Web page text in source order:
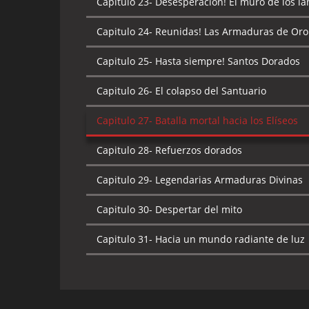
Capitulo 26- ¡¿Enemigos o aliados?! Los
Capitulo 27- ¡Seiya se convierte en piedra! El
Capitulo 28- ¡Dragón! El golpe del sacrificio
Capitulo 29- ¡Secuestrada! El ejército de
Capitulo 30- ¡Arde! El cosmos del amor
Capitulo 31- ¡Ilusión Diabólica! La frontera
Capitulo 32- ¡Gran explosión! La Isla Death
Capitulo 33- ¡Choque entre tigre y dragón!
Capitulo 34- ¡Hasta siempre, amigo! Descansa
Capitulo 25-¡Aparición milagrosa! La
Capitulo 26-¡Atenea! La noble oración de la
Capitulo 24- Reunidas! Las Armaduras de Oro
Capitulo 25- Hasta siempre! Santos Dorados
Capitulo 26- El colapso del Santuario
Capitulo 27- Batalla mortal hacia los Elíseos
Capitulo 28- Refuerzos dorados
Capitulo 29- Legendarias Armaduras Divinas
Capitulo 30- Despertar del mito
Capitulo 31- Hacia un mundo radiante de luz